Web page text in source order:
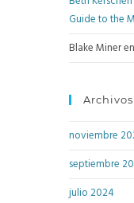
Guide to the
Blake Mineren
Archivos
noviembre
septiembre
julio 2024